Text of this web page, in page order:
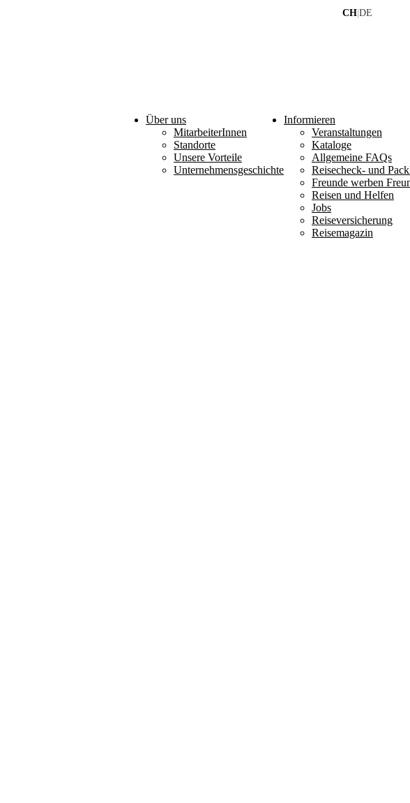
Über uns
MitarbeiterInnen
Standorte
Unsere Vorteile
Unternehmensgeschichte
Informieren
Veranstaltungen
Kataloge
Allgemeine FAQs
Reisecheck- und
Freunde werben
Reisen und Helfen
Jobs
Reiseversicherung
Reisemagazin
CH DE